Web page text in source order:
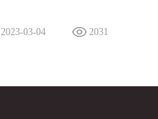
2023-03-04 2031